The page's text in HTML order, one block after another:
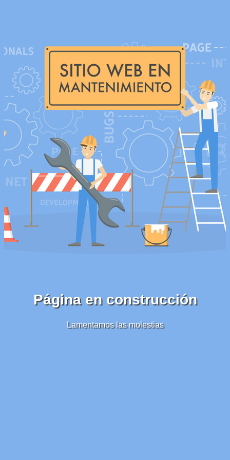
Página en construcción
Lamentamos las molestias